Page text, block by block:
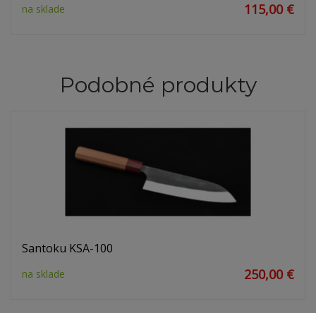
na sklade 115,00 €
Podobné produkty
Santoku KSA-100
na sklade 250,00 €